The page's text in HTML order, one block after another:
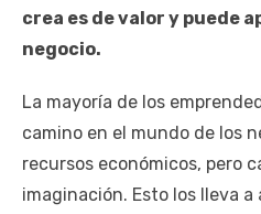
crea es de valor y puede
negocio.
La mayoría de los
camino en el mundo de los
recursos económicos, pero
imaginación. Esto los lleva